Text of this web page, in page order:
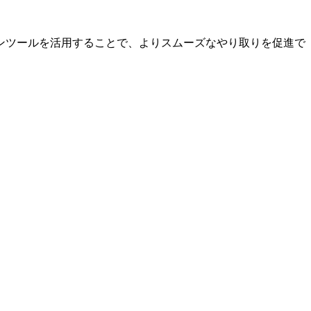
ールを活用することで、よりスムーズなやり取りを促進で